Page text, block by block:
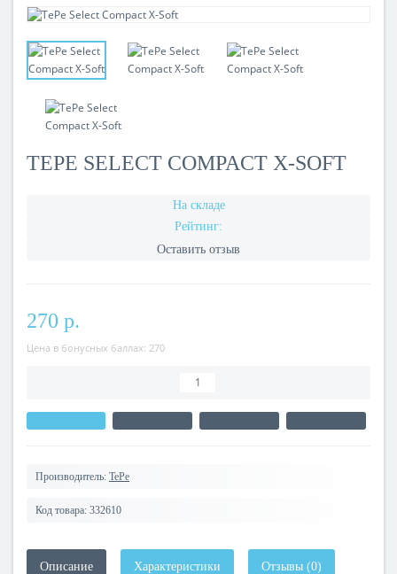
TEPE SELECT COMPACT X-SOFT
На складе
Рейтинг:
Оставить отзыв
270 р.
Цена в бонусных баллах: 270
Производитель: TePe
Код товара: 332610
Описание Характеристики Отзывы (0)